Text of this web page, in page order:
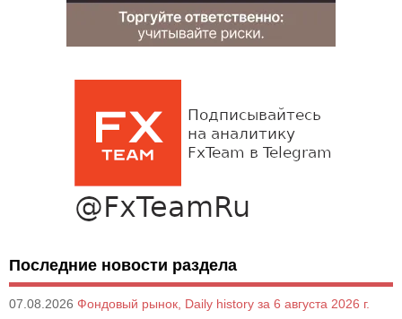
Последние новости раздела
07.08.2026 Фондовый рынок, Daily history за 6 августа 2026 г.